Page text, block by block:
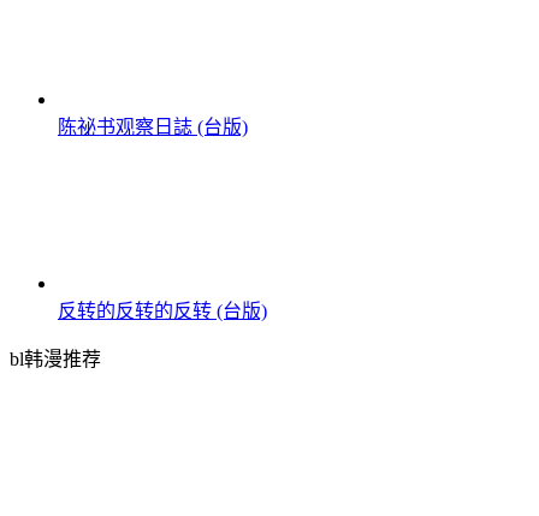
陈祕书观察日誌 (台版)
反转的反转的反转 (台版)
bl韩漫推荐